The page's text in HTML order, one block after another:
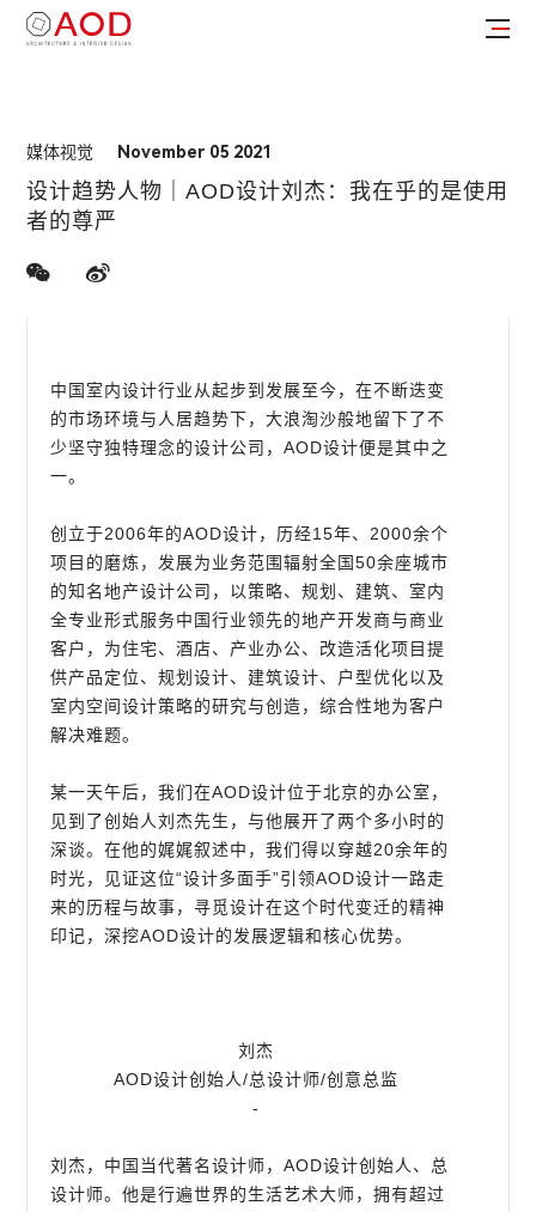
媒体视觉 November 05 2021
设计趋势人物｜AOD设计刘杰：我在乎的是使用
者的尊严
中国室内设计行业从起步到发展至今，在不断迭变
的市场环境与人居趋势下，大浪淘沙般地留下了不
少坚守独特理念的设计公司，AOD设计便是其中之
一。
创立于2006年的AOD设计，历经15年、2000余个
项目的磨炼，发展为业务范围辐射全国50余座城市
的知名地产设计公司，以策略、规划、建筑、室内
全专业形式服务中国行业领先的地产开发商与商业
客户，为住宅、酒店、产业办公、改造活化项目提
供产品定位、规划设计、建筑设计、户型优化以及
室内空间设计策略的研究与创造，综合性地为客户
解决难题。
某一天午后，我们在AOD设计位于北京的办公室，
见到了创始人刘杰先生，与他展开了两个多小时的
深谈。在他的娓娓叙述中，我们得以穿越20余年的
时光，见证这位“设计多面手”引领AOD设计一路走
来的历程与故事，寻觅设计在这个时代变迁的精神
印记，深挖AOD设计的发展逻辑和核心优势。
刘杰
AOD设计创始人/总设计师/创意总监
-
刘杰，中国当代著名设计师，AOD设计创始人、总
设计师。他是行遍世界的生活艺术大师，拥有超过